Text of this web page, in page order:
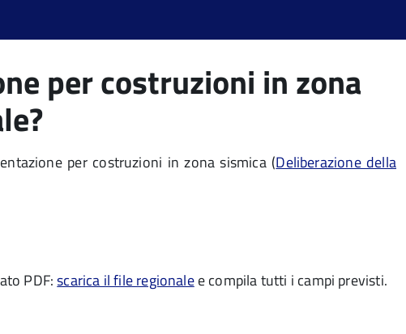
per costruzioni in zona
per costruzioni in zona sismica (Deliberazione della
PDF:scarica il file regionalee compila tutti i campi previsti.